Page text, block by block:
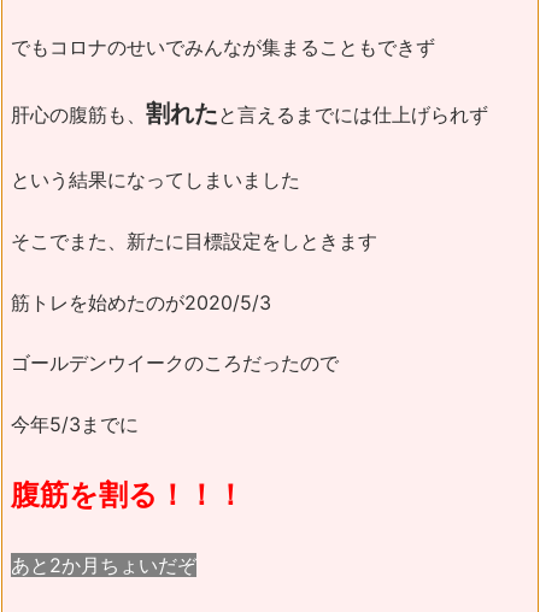
でもコロナのせいでみんなが集まることもできず
肝心の腹筋も、 割れたと言えるまでには仕上げられず
という結果になってしまいました
そこでまた、新たに目標設定をしときます
筋トレを始めたのが2020/5/3
ゴールデンウイークのころだったので
今年5/3までに
腹筋を割る！！！
あと2か月ちょいだぞ